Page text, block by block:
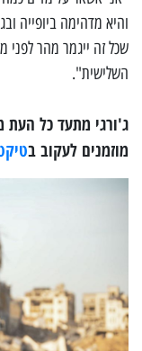
והיא מדהימה ביופייה
שכל זה ייגמר מהר לפני
השלישית".
ג'ורגי מתעד כל העת
מוזמנים לעקוב ב